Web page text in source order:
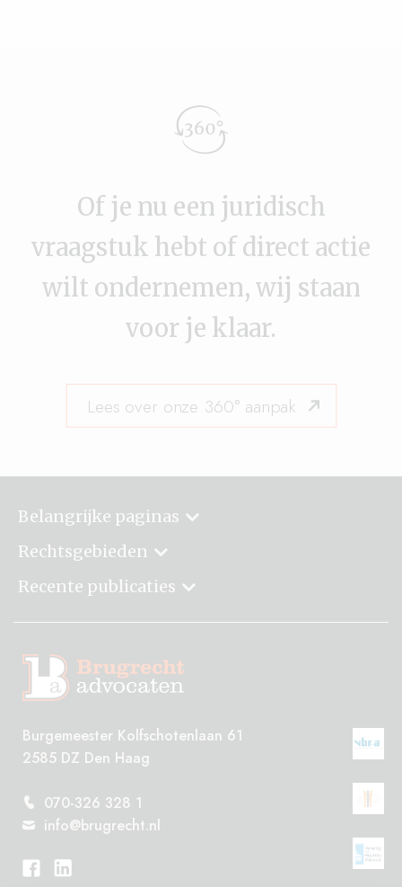
Of je nu een juridisch
vraagstuk hebt of direct actie
wilt ondernemen, wij staan
voor je klaar.
Lees over onze 360° aanpak
Belangrijke paginas
Rechtsgebieden
Recente publicaties
Burgemeester Kolfschotenlaan 61
2585 DZ Den Haag
070-326 328 1
info@brugrecht.nl